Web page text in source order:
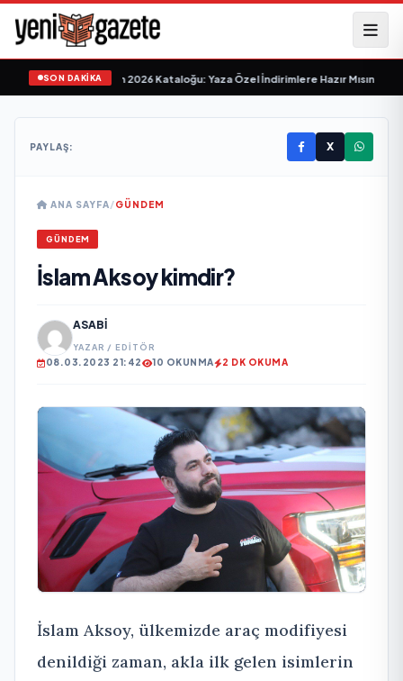
SON DAKİKA
24-30 Haziran 2026 Kataloğu: Yaza Özel İndirimlere Hazır Mısınız?
PAYLAŞ: X
ANA SAYFA/GÜNDEM
GÜNDEM
İslam Aksoy kimdir?
ASABI
YAZAR / EDITÖR
08.03.2023 21:42 10 OKUNMA 2 DK OKUMA
İslam Aksoy, ülkemizde araç modifiyesi
denildiği zaman, akla ilk gelen isimlerin